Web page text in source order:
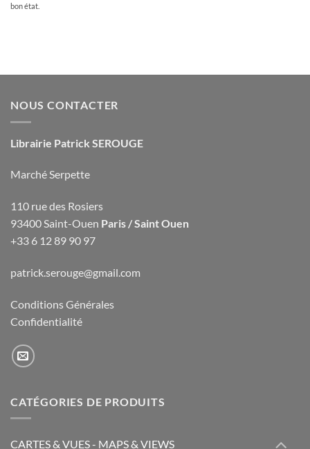
bon état.
NOUS CONTACTER
Librairie Patrick SEROUGE
Marché Serpette
110 rue des Rosiers
93400 Saint-Ouen Paris / Saint Ouen
+33 6 12 89 90 97
patrick.serouge@gmail.com
Conditions Générales
Confidentialité
CATÉGORIES DE PRODUITS
CARTES & VUES - MAPS & VIEWS